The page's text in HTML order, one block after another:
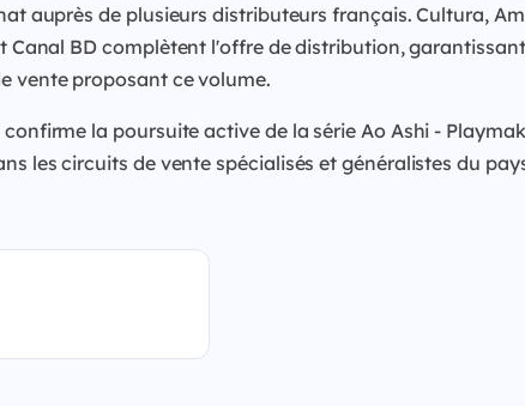
auprès de plusieurs distributeurs français. Cultura,
Canal BD complètent l'offre de distribution,
vente proposant ce volume.
la poursuite active de la série Ao Ashi -
les circuits de vente spécialisés et généralistes du